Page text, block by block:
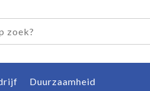
Duurzaamheid